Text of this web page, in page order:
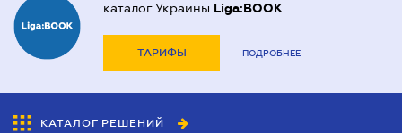
каталог Украины Liga:BOOK
ТАРИФЫ ПОДРОБНЕЕ
КАТАЛОГ РЕШЕНИЙ